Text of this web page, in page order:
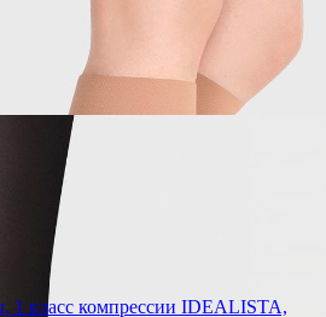
1 класс компрессии IDEALISTA,